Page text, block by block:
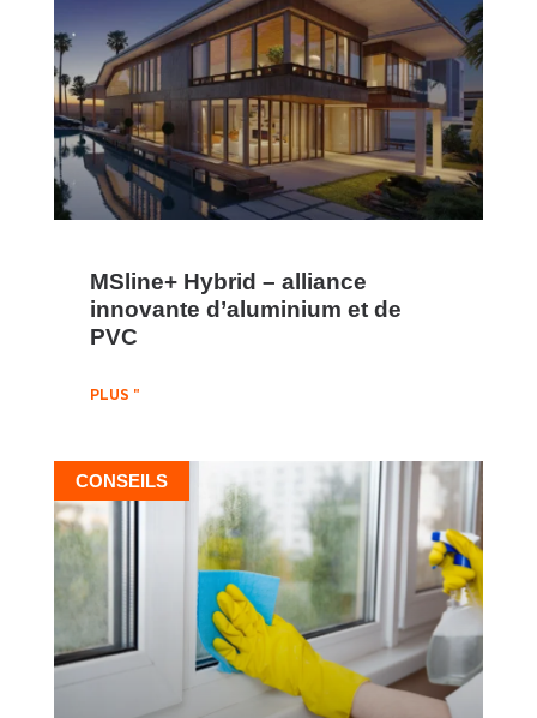
MSline+ Hybrid – alliance
innovante d’aluminium et de
PVC
PLUS "
CONSEILS